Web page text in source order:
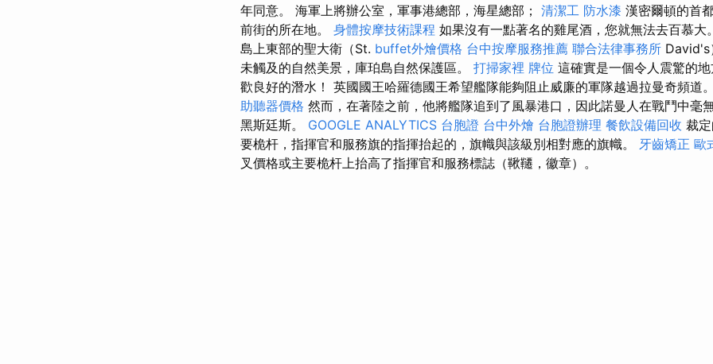
年同意。 海軍上將辦公室，軍事港總部，海星總部； 清潔工 防水漆 漢密爾頓的首
前街的所在地。 身體按摩技術課程 如果沒有一點著名的雞尾酒，您就無法去百慕大
島上東部的聖大衛（St. buffet外燴價格 台中按摩服務推薦 聯合法律事務所 David's
未觸及的自然美景，庫珀島自然保護區。 打掃家裡 牌位 這確實是一個令人震驚的
歡良好的潛水！ 英國國王哈羅德國王希望艦隊能夠阻止威廉的軍隊越過拉曼奇頻道。
助聽器價格 然而，在著陸之前，他將艦隊追到了風暴港口，因此諾曼人在戰鬥中毫
黑斯廷斯。 GOOGLE ANALYTICS 台胞證 台中外燴 台胞證辦理 餐飲設備回收 裁
要桅杆，指揮官和服務旗的指揮抬起的，旗幟與該級別相對應的旗幟。 牙齒矯正 歐
叉價格或主要桅杆上抬高了指揮官和服務標誌（鞦韆，徽章）。